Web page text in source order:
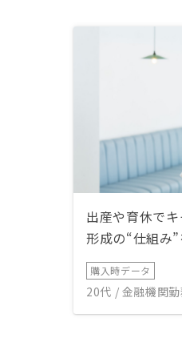
出産や育休で
形成の“仕組み
購入時データ
20代 / 金融機関勤